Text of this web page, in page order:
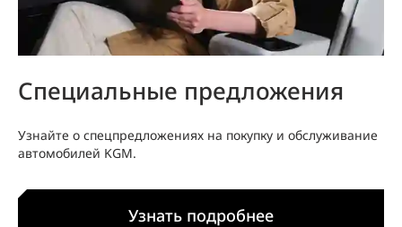
Специальные предложения
Узнайте о спецпредложениях на покупку и обслуживание
автомобилей KGM.
Узнать подробнее